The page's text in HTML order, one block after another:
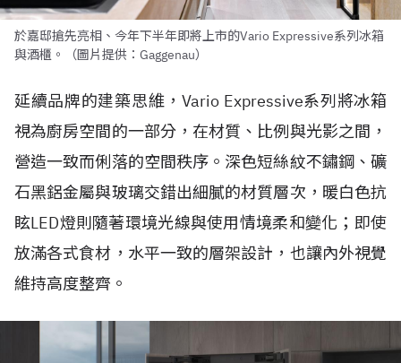
於嘉邸搶先亮相、今年下半年即將上市的Vario Expressive系列冰箱
與酒櫃。（圖片提供：Gaggenau）
延續品牌的建築思維，Vario Expressive系列將冰箱
視為廚房空間的一部分，在材質、比例與光影之間，
營造一致而俐落的空間秩序。深色短絲紋不鏽鋼、礦
石黑鋁金屬與玻璃交錯出細膩的材質層次，暖白色抗
眩LED燈則隨著環境光線與使用情境柔和變化；即使
放滿各式食材，水平一致的層架設計，也讓內外視覺
維持高度整齊。